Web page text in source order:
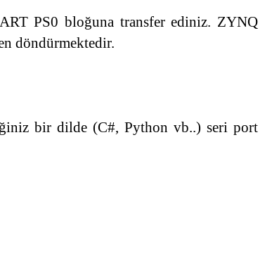
PS0 bloğuna transfer ediniz. ZYNQ
döndürmektedir.
bir dilde (C#, Python vb..) seri port